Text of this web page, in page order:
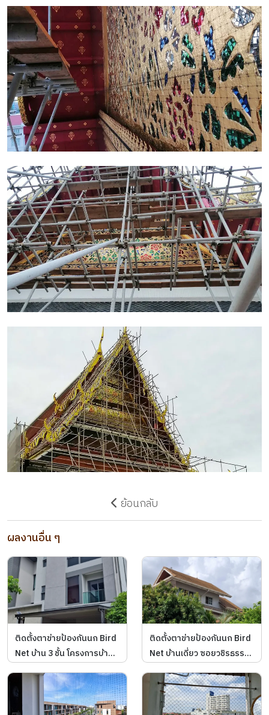
ย้อนกลับ
ผลงานอื่น ๆ
ติดตั้งตาข่ายป้องกันนก Bird
Net บ้าน 3 ชั้น โครงการบ้าน
สาทร-สุขสวัสดิ์
ติดตั้งตาข่ายป้องกันนก Bird
Net บ้านเดี่ยว ซอยวชิรธรรม